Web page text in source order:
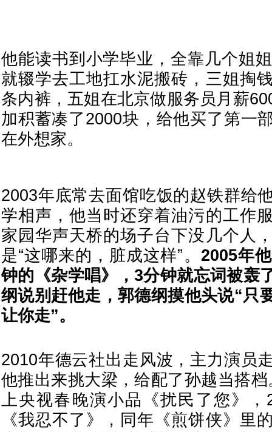
他能读书到小学毕业，全靠几个姐
就辍学去工地扛水泥搬砖，三姐掏
条内裤，五姐在北京做服务员月薪
加积蓄凑了2000块，给他买了第一
在外想家。
2003年底常去面馆吃饭的赵铁群给
学相声，他当时还穿着油污的工作
家园华声天桥的场子台下没几个人
是“这哪来的，脏成这样”。 2005年
钟的《杂学唱》，3分钟就忘词被轰
纲说别赶他走，郭德纲摸他头说“只
让你走”。
2010年德云社出走风波，主力演员
他推出来挑大梁，给配了孙越当搭
上央视春晚演小品《扰民了您》，
《我忍不了》，同年《煎饼侠》里